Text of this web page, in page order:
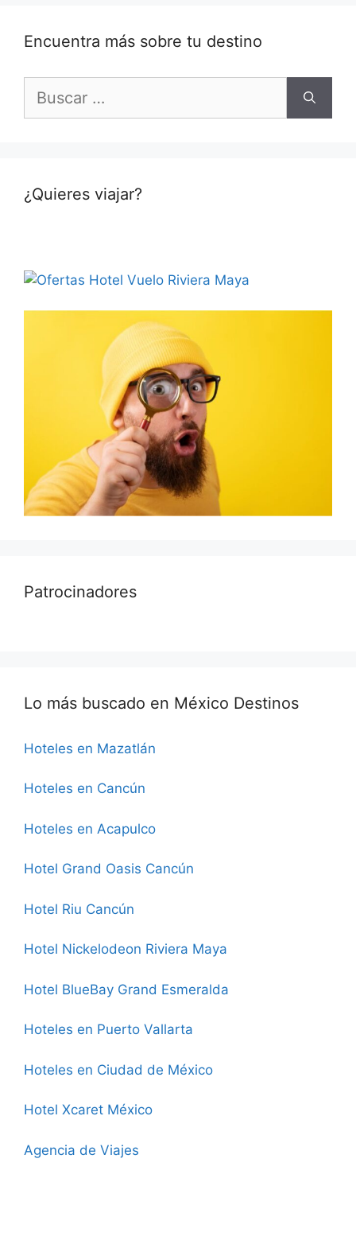
Encuentra más sobre tu destino
¿Quieres viajar?
Patrocinadores
Lo más buscado en México Destinos
Hoteles en Mazatlán
Hoteles en Cancún
Hoteles en Acapulco
Hotel Grand Oasis Cancún
Hotel Riu Cancún
Hotel Nickelodeon Riviera Maya
Hotel BlueBay Grand Esmeralda
Hoteles en Puerto Vallarta
Hoteles en Ciudad de México
Hotel Xcaret México
Agencia de Viajes